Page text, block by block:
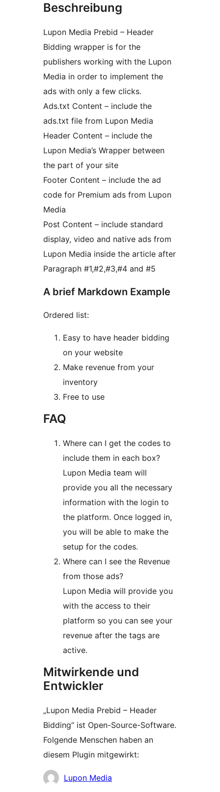
Beschreibung
Lupon Media Prebid – Header
Bidding wrapper is for the
publishers working with the Lupon
Media in order to implement the
ads with only a few clicks.
Ads.txt Content – include the
ads.txt file from Lupon Media
Header Content – include the
Lupon Media’s Wrapper between
the part of your site
Footer Content – include the ad
code for Premium ads from Lupon
Media
Post Content – include standard
display, video and native ads from
Lupon Media inside the article after
Paragraph #1,#2,#3,#4 and #5
A brief Markdown Example
Ordered list:
Easy to have header bidding
on your website
Make revenue from your
inventory
Free to use
FAQ
Where can I get the codes to
include them in each box?
Lupon Media team will
provide you all the necessary
information with the login to
the platform. Once logged in,
you will be able to make the
setup for the codes.
Where can I see the Revenue
from those ads?
Lupon Media will provide you
with the access to their
platform so you can see your
revenue after the tags are
active.
Mitwirkende und
Entwickler
„Lupon Media Prebid – Header
Bidding“ ist Open-Source-Software.
Folgende Menschen haben an
diesem Plugin mitgewirkt:
MitwirkendeLupon Media